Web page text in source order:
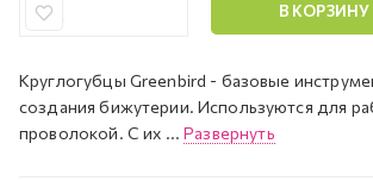
В КОРЗИНУ
Круглогубцы Greenbird - базовые
создания бижутерии. Используются для
проволокой. С их ...Развернуть